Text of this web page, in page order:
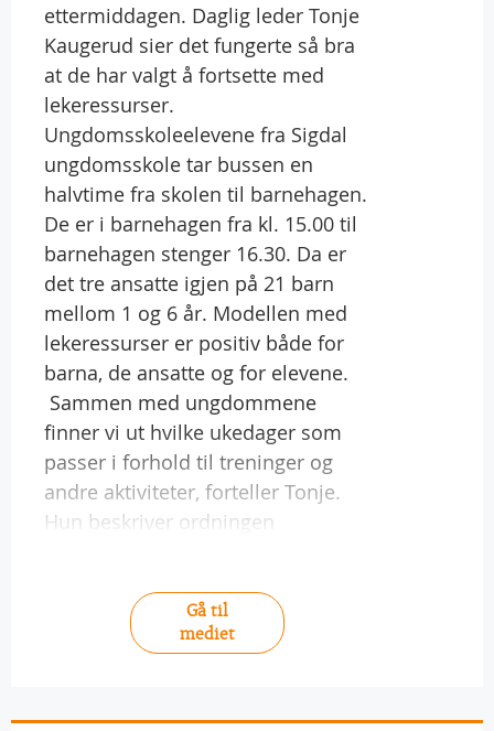
ettermiddagen. Daglig leder Tonje
Kaugerud sier det fungerte så bra
at de har valgt å fortsette med
lekeressurser.
Ungdomsskoleelevene fra Sigdal
ungdomsskole tar bussen en
halvtime fra skolen til barnehagen.
De er i barnehagen fra kl. 15.00 til
barnehagen stenger 16.30. Da er
det tre ansatte igjen på 21 barn
mellom 1 og 6 år. Modellen med
lekeressurser er positiv både for
barna, de ansatte og for elevene.
 Sammen med ungdommene
finner vi ut hvilke ukedager som
passer i forhold til treninger og
andre aktiviteter, forteller Tonje.
Hun beskriver ordningen
Gå til
mediet